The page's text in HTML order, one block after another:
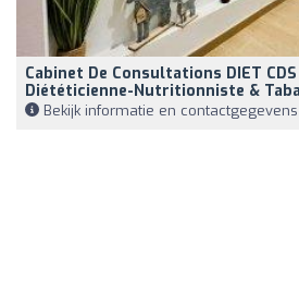
Cabinet De Consultations DIET
Diététicienne-Nutritionniste &
Bekijk informatie en contactgegevens